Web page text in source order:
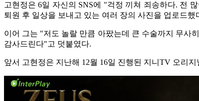
고현정은 6일 자신의 SNS에 "걱정 끼쳐 죄송하다. 전
퇴원 후 일상을 보내고 있는 여러 장의 사진을 업로드했
이어 그는 "저도 놀랄 만큼 아팠는데 큰 수술까지 무사
감사드린다"고 덧붙였다.
앞서 고현정은 지난해 12월 16일 진행된 지니TV 오리